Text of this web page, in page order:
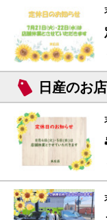
日産のお店